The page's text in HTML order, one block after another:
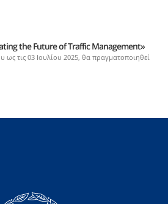
the Future of Traffic Management»
ως τις 03 Ιουλίου 2025, θα πραγματοποιηθεί